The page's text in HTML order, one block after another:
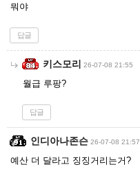
뭐야
답글
키스모리 26-07-08 21:55
월급 루팡?
답글
인디아나존슨 26-07-08 21:57
예산 더 달라고 징징거리는거?